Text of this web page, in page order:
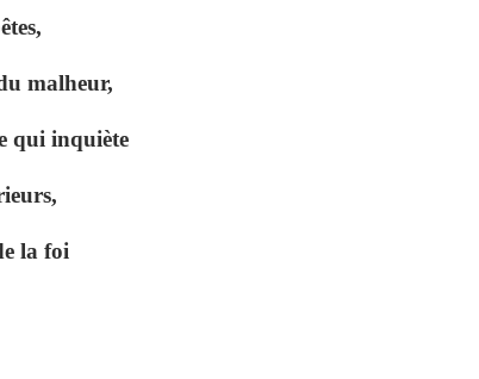
malheur,
qui inquiète
la foi